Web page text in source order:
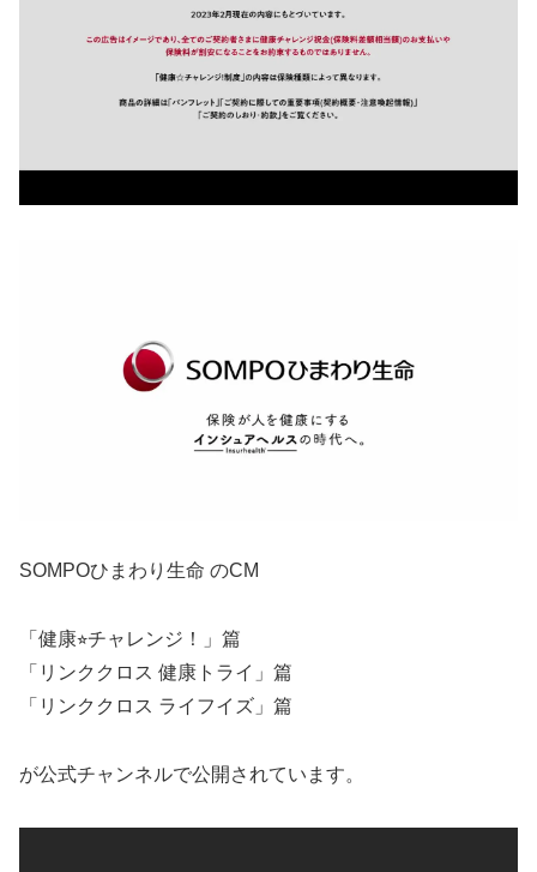
SOMPOひまわり生命 のCM
「健康⭐︎チャレンジ！」篇
「リンククロス 健康トライ」篇
「リンククロス ライフイズ」篇
が公式チャンネルで公開されています。